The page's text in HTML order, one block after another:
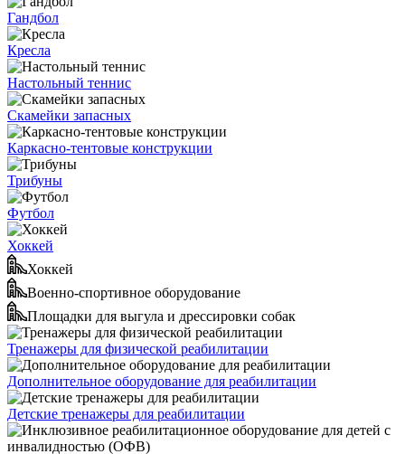
Гандбол
Кресла
Настольный теннис
Скамейки запасных
Каркасно-тентовые конструкции
Трибуны
Футбол
Хоккей
Хоккей
Военно-спортивное оборудование
Площадки для выгула и дрессировки собак
Тренажеры для физической реабилитации
Дополнительное оборудование для реабилитации
Детские тренажеры для реабилитации